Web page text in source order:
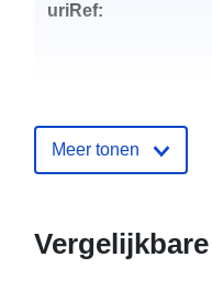
uriRef:
Meer tonen